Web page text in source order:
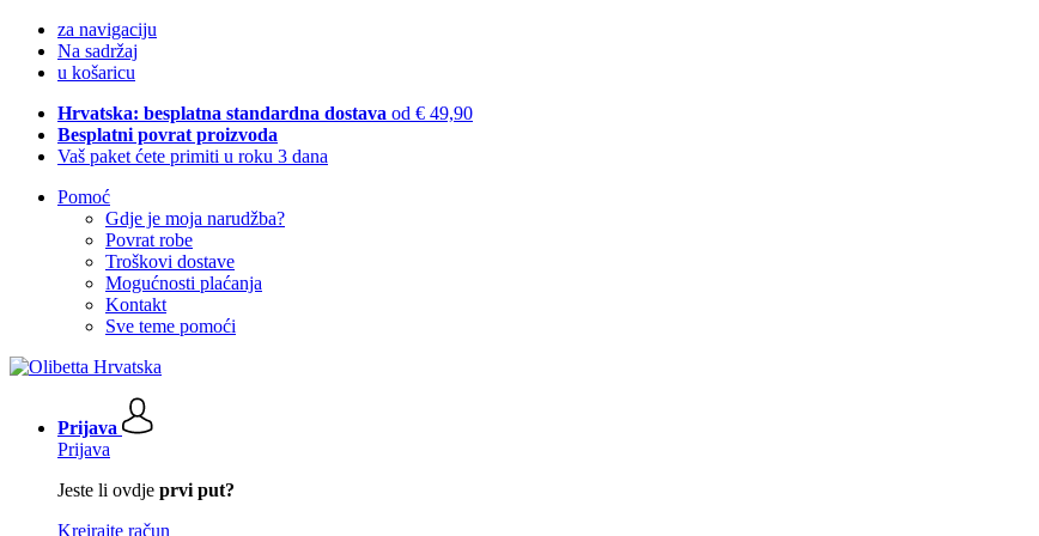
za navigaciju
Na sadržaj
u košaricu
Hrvatska: besplatna standardna dostava od € 49,90
Besplatni povrat proizvoda
Vaš paket ćete primiti u roku 3 dana
Pomoć
Gdje je moja narudžba?
Povrat robe
Troškovi dostave
Mogućnosti plaćanja
Kontakt
Sve teme pomoći
Prijava
Prijava
Jeste li ovdje prvi put?
Kreirajte račun